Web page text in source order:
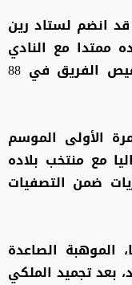
صاحب الـ18 عاما قد انضم لستاد رين
وكان عقده ممتدا مع النادي
حتى يونيو/حزيران 2022، وارتدى قميص الفريق في 88
الأولى الموسم
مع منتخب بلاده
ضمن التصفيات
الموهبة الصاعدة
بعد تجميد الملكي